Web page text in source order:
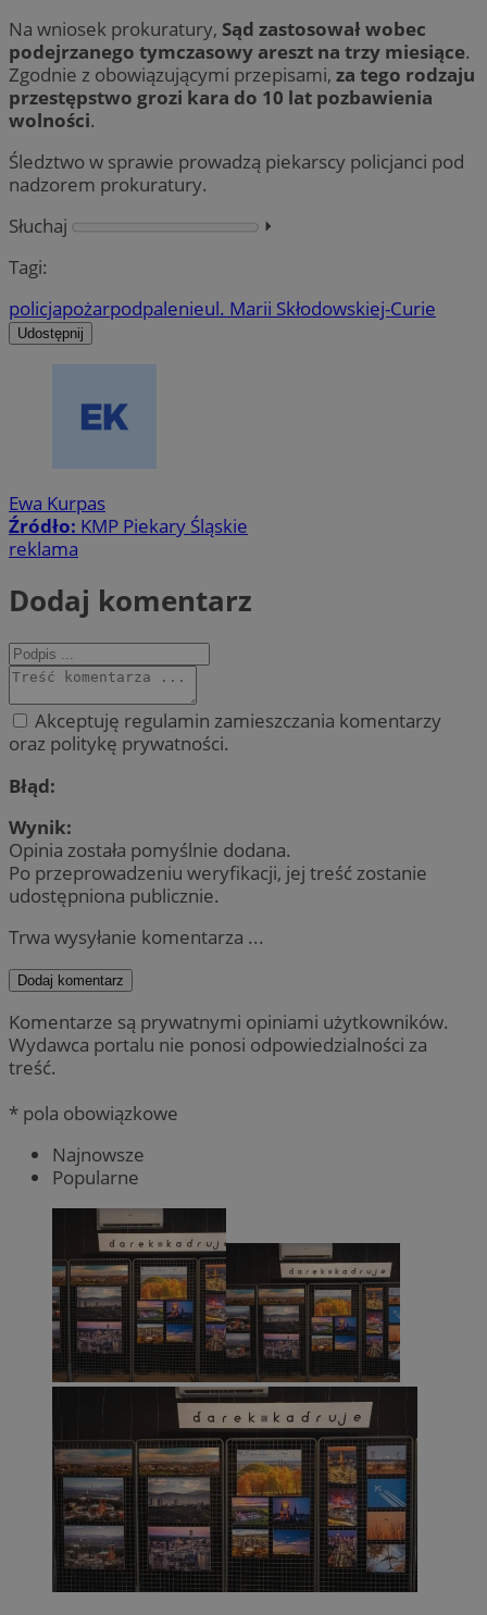
Na wniosek prokuratury, Sąd zastosował wobec
podejrzanego tymczasowy areszt na trzy miesiące.
Zgodnie z obowiązującymi przepisami, za tego rodzaju
przestępstwo grozi kara do 10 lat pozbawienia
wolności.
Śledztwo w sprawie prowadzą piekarscy policjanci pod
nadzorem prokuratury.
Słuchaj
⏵︎
Tagi:
policjapożarpodpalenieul. Marii Skłodowskiej-Curie
Udostępnij
Ewa Kurpas
Źródło: KMP Piekary Śląskie
reklama
Dodaj komentarz
Akceptuję regulamin zamieszczania komentarzy
oraz politykę prywatności.
Błąd:
Wynik:
Opinia została pomyślnie dodana.
Po przeprowadzeniu weryfikacji, jej treść zostanie
udostępniona publicznie.
Trwa wysyłanie komentarza ...
Dodaj komentarz
Komentarze są prywatnymi opiniami użytkowników.
Wydawca portalu nie ponosi odpowiedzialności za
treść.
* pola obowiązkowe
Najnowsze
Popularne